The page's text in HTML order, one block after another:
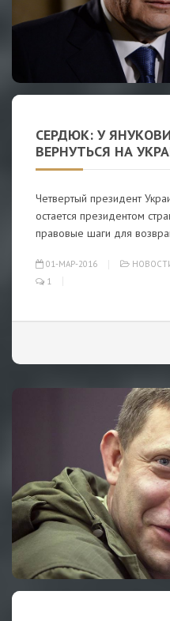
СЕРДЮК: У
ВЕРНУТЬСЯ НА
Четвертый президент
остается президентом
правовые шаги для
01-МАР-2016
1